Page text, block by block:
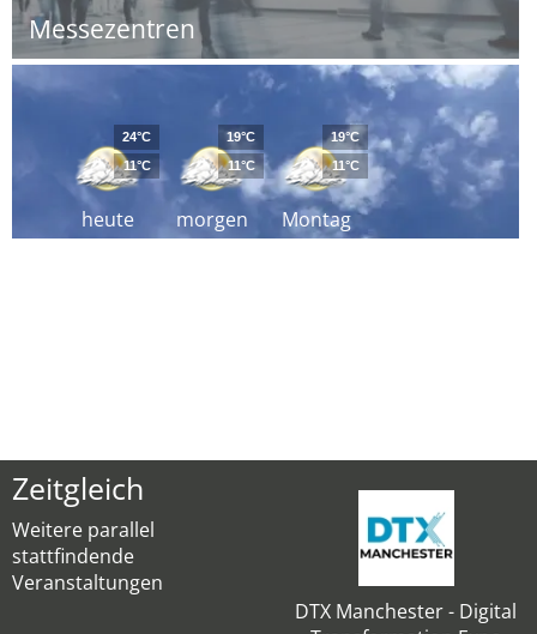
Messezentren
heute
24°C
11°C
morgen
19°C
11°C
Montag
19°C
11°C
Zeitgleich
Weitere parallel
stattfindende
Veranstaltungen
DTX Manchester - Digital